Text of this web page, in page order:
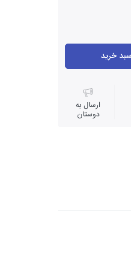
خرید
ارسال به
دوستان